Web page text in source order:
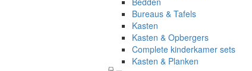
Bureaus & Tafels
Kasten
Kasten & Opbergers
Complete kinderkamer sets
Kasten & Planken